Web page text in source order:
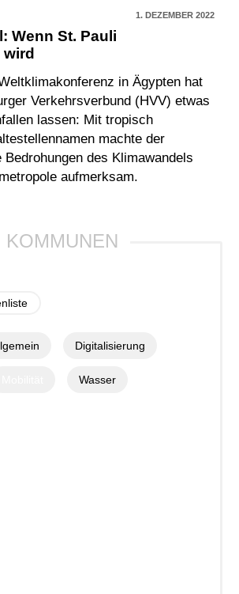
1. DEZEMBER 2022
Wenn St. Pauli
in Ägypten hat
Verkehrsverbund (HVV) etwas
lassen: Mit tropisch
machte der
Bedrohungen des Klimawandels
aufmerksam.
Digitalisierung
Wasser